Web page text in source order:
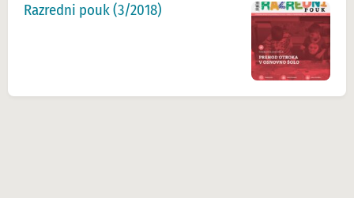
Razredni pouk (3/2018)